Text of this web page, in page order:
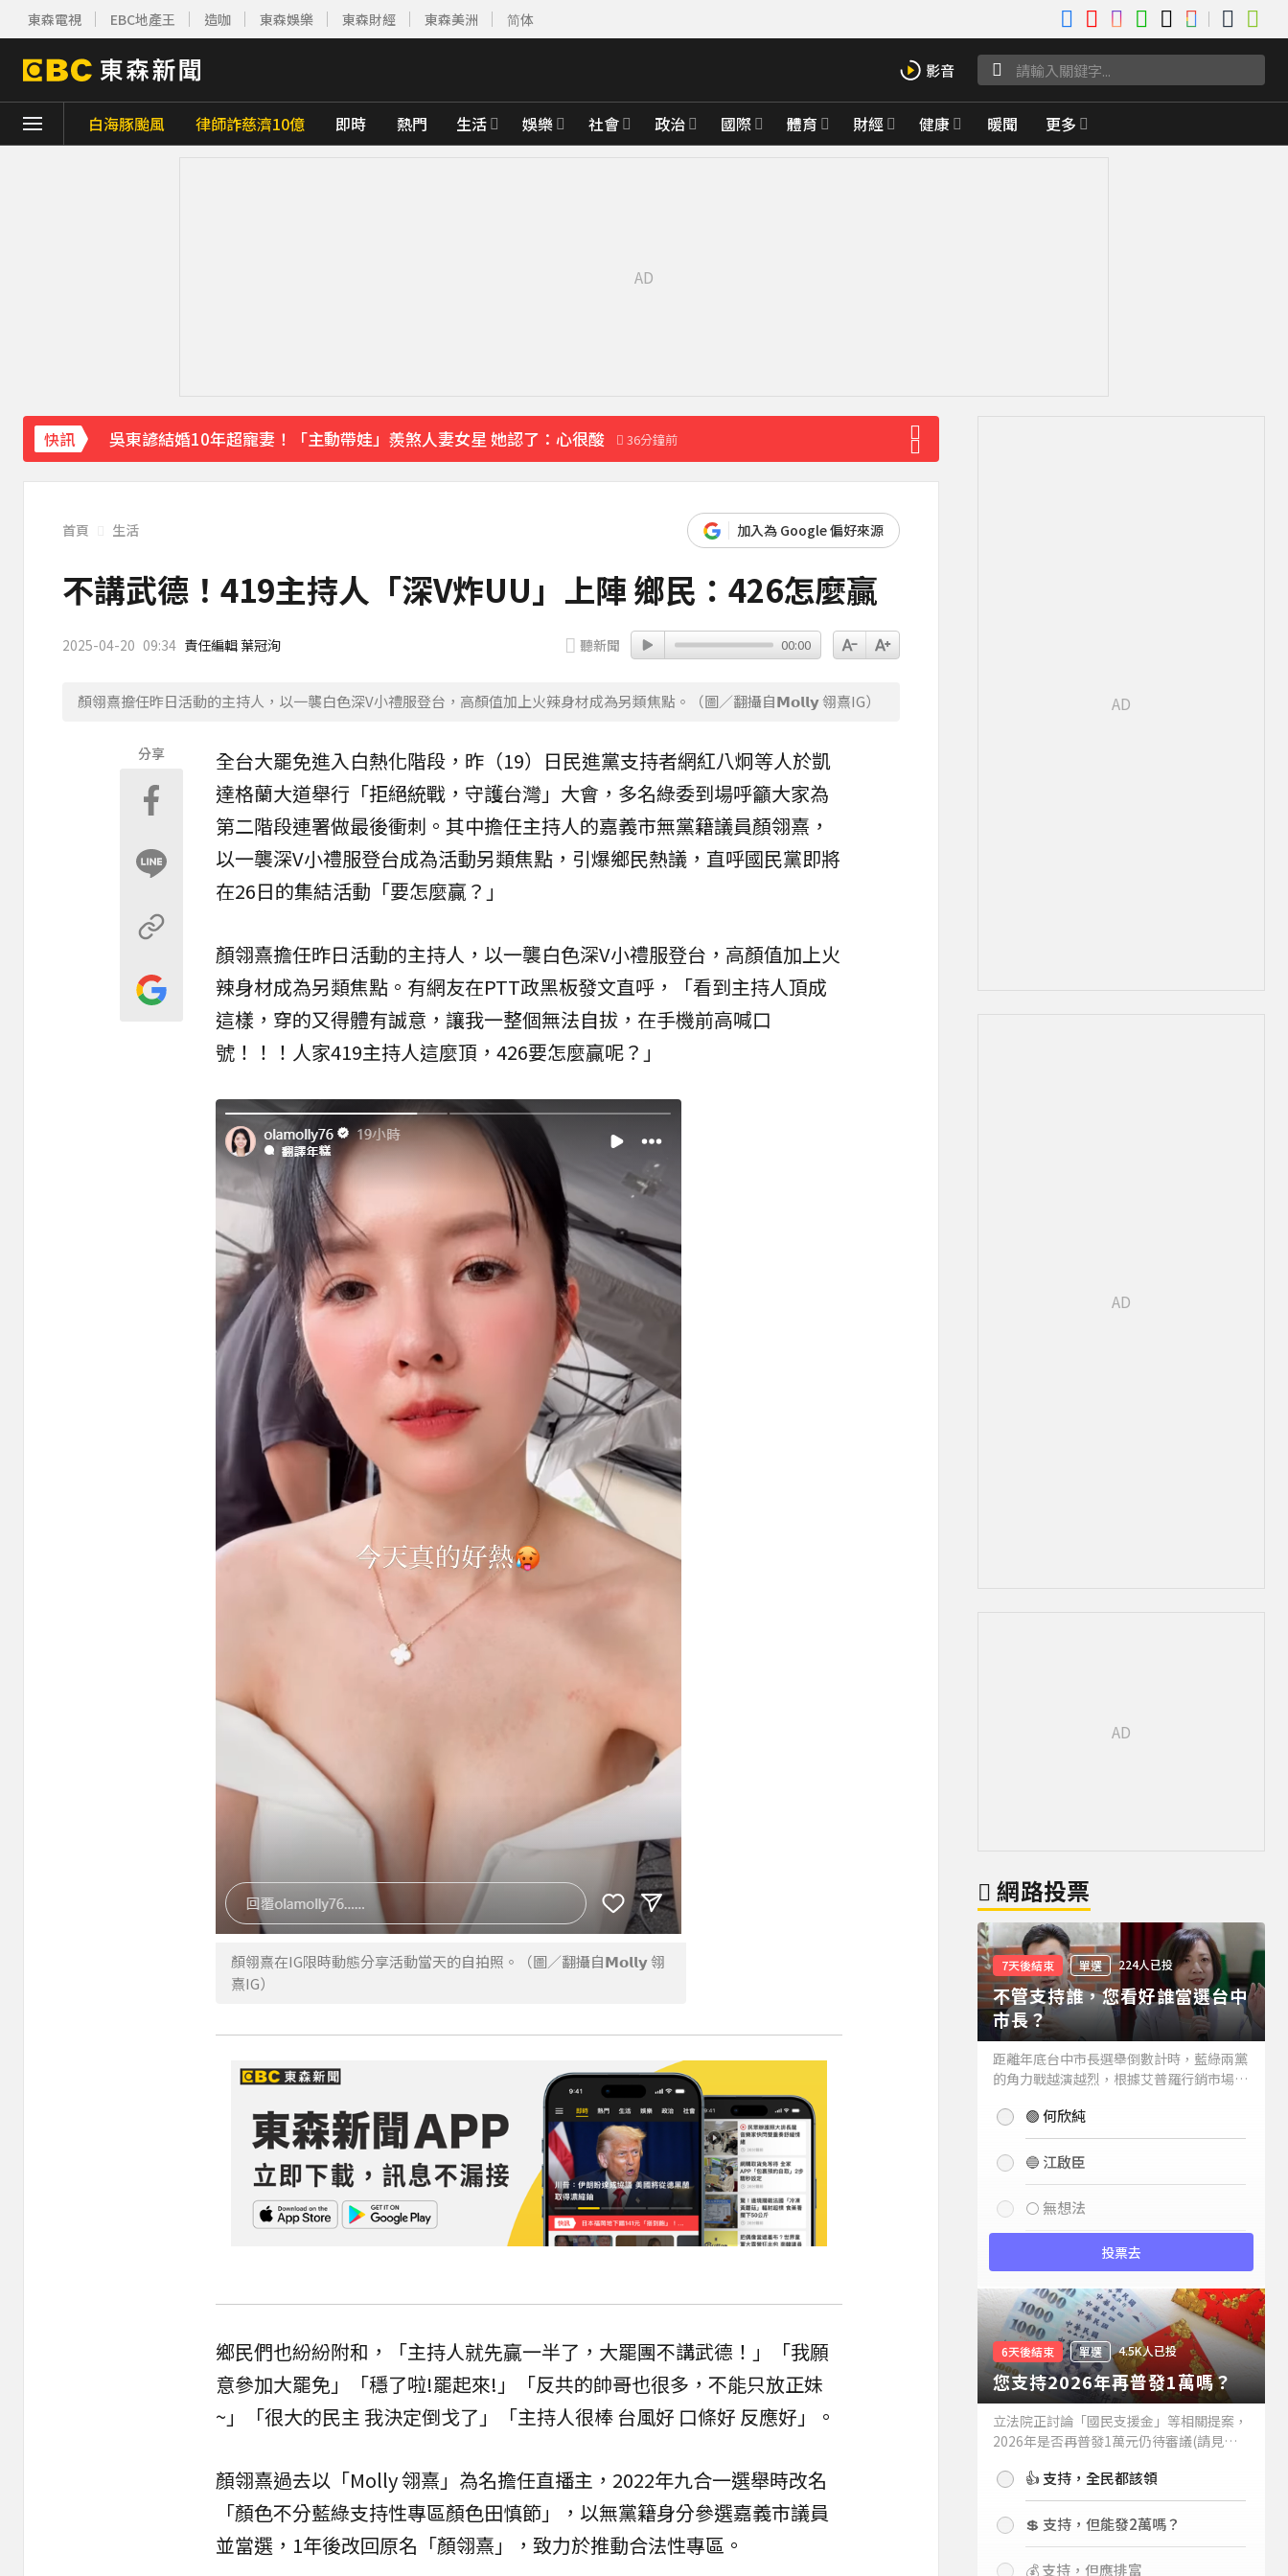
東森電視 EBC地產王 造咖 東森娛樂 東森財經 東森美洲 简体
白海豚颱風 律師詐慈濟10億 即時 熱門 生活 娛樂 社會 政治 國際 體育 財經 健康 暖聞 更多
快訊
吳東諺結婚10年超寵妻！「主動帶娃」羨煞人妻女星 她認了：心很酸
36分鐘前
首頁 生活 加入為 Google 偏好來源
不講武德！419主持人「深V炸UU」上陣 鄉民：426怎麼贏
2025-04-20 09:34 責任編輯 葉冠洵 聽新聞 00:00
顏翎熹擔任昨日活動的主持人，以一襲白色深V小禮服登台，高顏值加上火辣身材成為另類焦點。（圖／翻攝自𝗠𝗼𝗹𝗹𝘆 翎熹IG）
分享 全台大罷免進入白熱化階段，昨（19）日民進黨支持者網紅八炯等人於凱
達格蘭大道舉行「拒絕統戰，守護台灣」大會，多名綠委到場呼籲大家為
第二階段連署做最後衝刺。其中擔任主持人的嘉義市無黨籍議員顏翎熹 ，
以一襲深V小禮服登台成為活動另類焦點，引爆鄉民熱議，直呼國民黨即將
在26日的集結活動「要怎麼贏？」
顏翎熹擔任昨日活動的主持人，以一襲白色深V小禮服登台，高顏值加上火
辣身材成為另類焦點。有網友在PTT政黑板發文直呼，「看到主持人頂成
這樣，穿的又得體有誠意，讓我一整個無法自拔，在手機前高喊口
號！！！人家419主持人這麼頂，426要怎麼贏呢？」
顏翎熹在IG限時動態分享活動當天的自拍照。（圖／翻攝自𝗠𝗼𝗹𝗹𝘆 翎
熹IG）
鄉民們也紛紛附和，「主持人就先贏一半了，大罷團不講武德！」「我願
意參加大罷免」「穩了啦!罷起來!」「反共的帥哥也很多，不能只放正妹
~」「很大的民主 我決定倒戈了」「主持人很棒 台風好 口條好 反應好」。
顏翎熹過去以「Molly 翎熹」為名擔任直播主，2022年九合一選舉時改名
「顏色不分藍綠支持性專區顏色田慎節」，以無黨籍身分參選嘉義市議員
並當選，1年後改回原名「顏翎熹」，致力於推動合法性專區。
網路投票
7天後結束 單選 224人已投
不管支持誰，您看好誰當選台中
市長？
距離年底台中市長選舉倒數計時，藍綠兩黨
的角力戰越演越烈，根據艾普羅行銷市場研
(詳情請見下方新聞)。而不管支持誰，您看
好誰當選台中市長？
🟢 何欣純
🔵 江啟臣
⚪ 無想法
投票去
6天後結束 單選 4.5K人已投
您支持2026年再普發1萬嗎？
立法院正討論「國民支援金」等相關提案，
2026年是否再普發1萬元仍待審議(請見下
持嗎？👍 支持，全民都該領
💲 支持，但能發2萬嗎？
💰 支持，但應排富